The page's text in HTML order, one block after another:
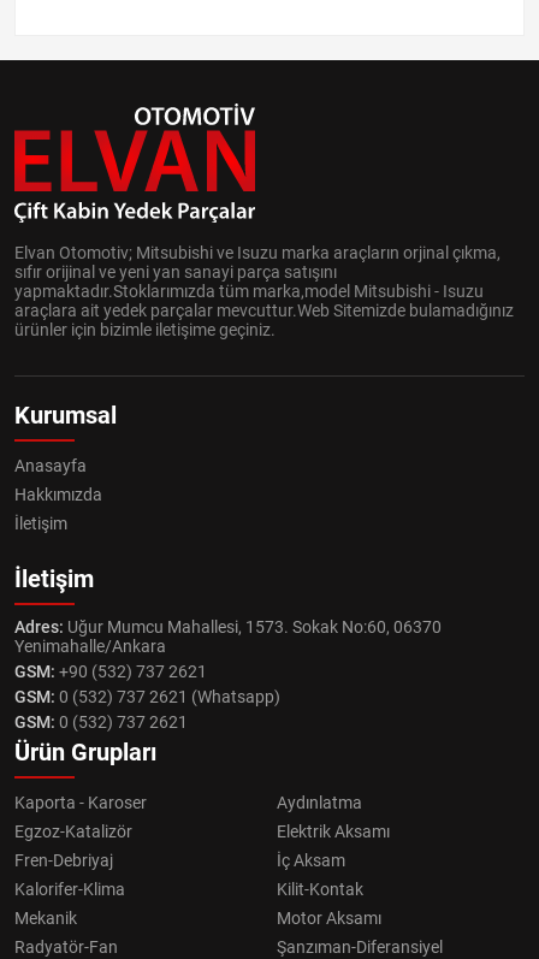
Elvan Otomotiv; Mitsubishi ve Isuzu marka araçların orjinal çıkma,
sıfır orijinal ve yeni yan sanayi parça satışını
yapmaktadır.Stoklarımızda tüm marka,model Mitsubishi - Isuzu
araçlara ait yedek parçalar mevcuttur.Web Sitemizde bulamadığınız
ürünler için bizimle iletişime geçiniz.
Kurumsal
Anasayfa
Hakkımızda
İletişim
İletişim
Adres: Uğur Mumcu Mahallesi, 1573. Sokak No:60, 06370
Yenimahalle/Ankara
GSM: +90 (532) 737 2621
GSM: 0 (532) 737 2621 (Whatsapp)
GSM: 0 (532) 737 2621
Ürün Grupları
Kaporta - Karoser
Aydınlatma
Egzoz-Katalizör
Elektrik Aksamı
Fren-Debriyaj
İç Aksam
Kalorifer-Klima
Kilit-Kontak
Mekanik
Motor Aksamı
Radyatör-Fan
Şanzıman-Diferansiyel